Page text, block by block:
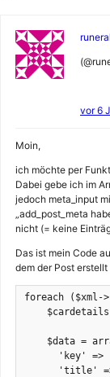
vor 6
Moin,
ich möchte per
Dabei gebe ich im
jedoch meta_input
„add_post_meta
nicht (= keine
Das ist mein Code
dem der Post erstellt
foreach ($xml-
$data =
'key' =>
'title'